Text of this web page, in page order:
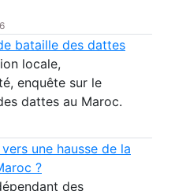
bataille des dattes
locale,
enquête sur le
dattes au Maroc.
une hausse de la
?
des